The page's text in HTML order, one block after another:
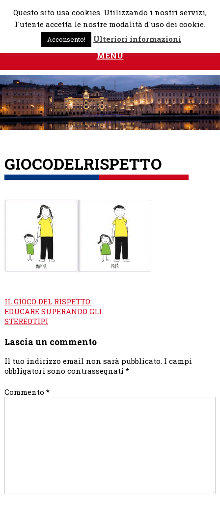
Skip
MENU
GIOCODELRISPETTO
Navigazione
articoli
IL GIOCO DEL RISPETTO:
EDUCARE SUPERANDO GLI
STEREOTIPI
Lascia un commento
Il tuo indirizzo email non sarà pubblicato. I campi
obbligatori sono contrassegnati *
Commento *
Questo sito usa cookies. Utilizzando i nostri servizi,
l'utente accetta le nostre modalità d'uso dei cookie.
Acconsento! Ulteriori informazioni